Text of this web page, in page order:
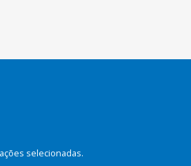
selecionadas.